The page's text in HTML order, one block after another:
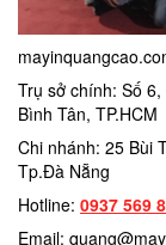
Trụ sở chính: Số
Bình Tân, TP.HCM
Chi nhánh: 25 Bùi
Tp.Đà Nẵng
Hotline: 0937 569
Email: